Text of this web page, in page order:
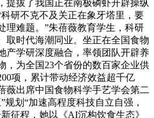
提拔了我国正在南极磷虾开辟操纵
研不克不及关正在象牙塔里，要
理难题。”朱蓓薇教育学生，科研
取时代海潮同业。坐正在全国食物
产学研深度融合，率领团队开辟养
，为全国23个省份的数百家企业供
项，累计带动经济效益超千亿
薇出席中国食物科学手艺学会第二
划“加速高程度科技自立自强，
征程，她以《AI沉构饮食生态》